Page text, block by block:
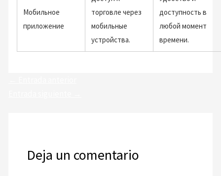
Мобильное
приложение
торговле через
мобильные
устройства.
доступность в
любой момент
времени.
Deja un comentario